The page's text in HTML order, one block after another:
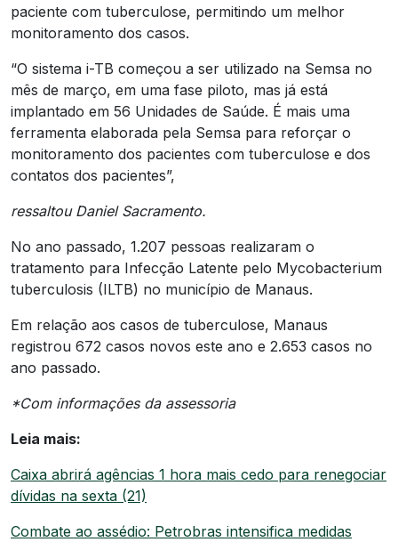
paciente com tuberculose, permitindo um melhor
monitoramento dos casos.
“O sistema i-TB começou a ser utilizado na Semsa no
mês de março, em uma fase piloto, mas já está
implantado em 56 Unidades de Saúde. É mais uma
ferramenta elaborada pela Semsa para reforçar o
monitoramento dos pacientes com tuberculose e dos
contatos dos pacientes”,
ressaltou Daniel Sacramento.
No ano passado, 1.207 pessoas realizaram o
tratamento para Infecção Latente pelo Mycobacterium
tuberculosis (ILTB) no município de Manaus.
Em relação aos casos de tuberculose, Manaus
registrou 672 casos novos este ano e 2.653 casos no
ano passado.
*Com informações da assessoria
Leia mais:
Caixa abrirá agências 1 hora mais cedo para renegociar
dívidas na sexta (21)
Combate ao assédio: Petrobras intensifica medidas